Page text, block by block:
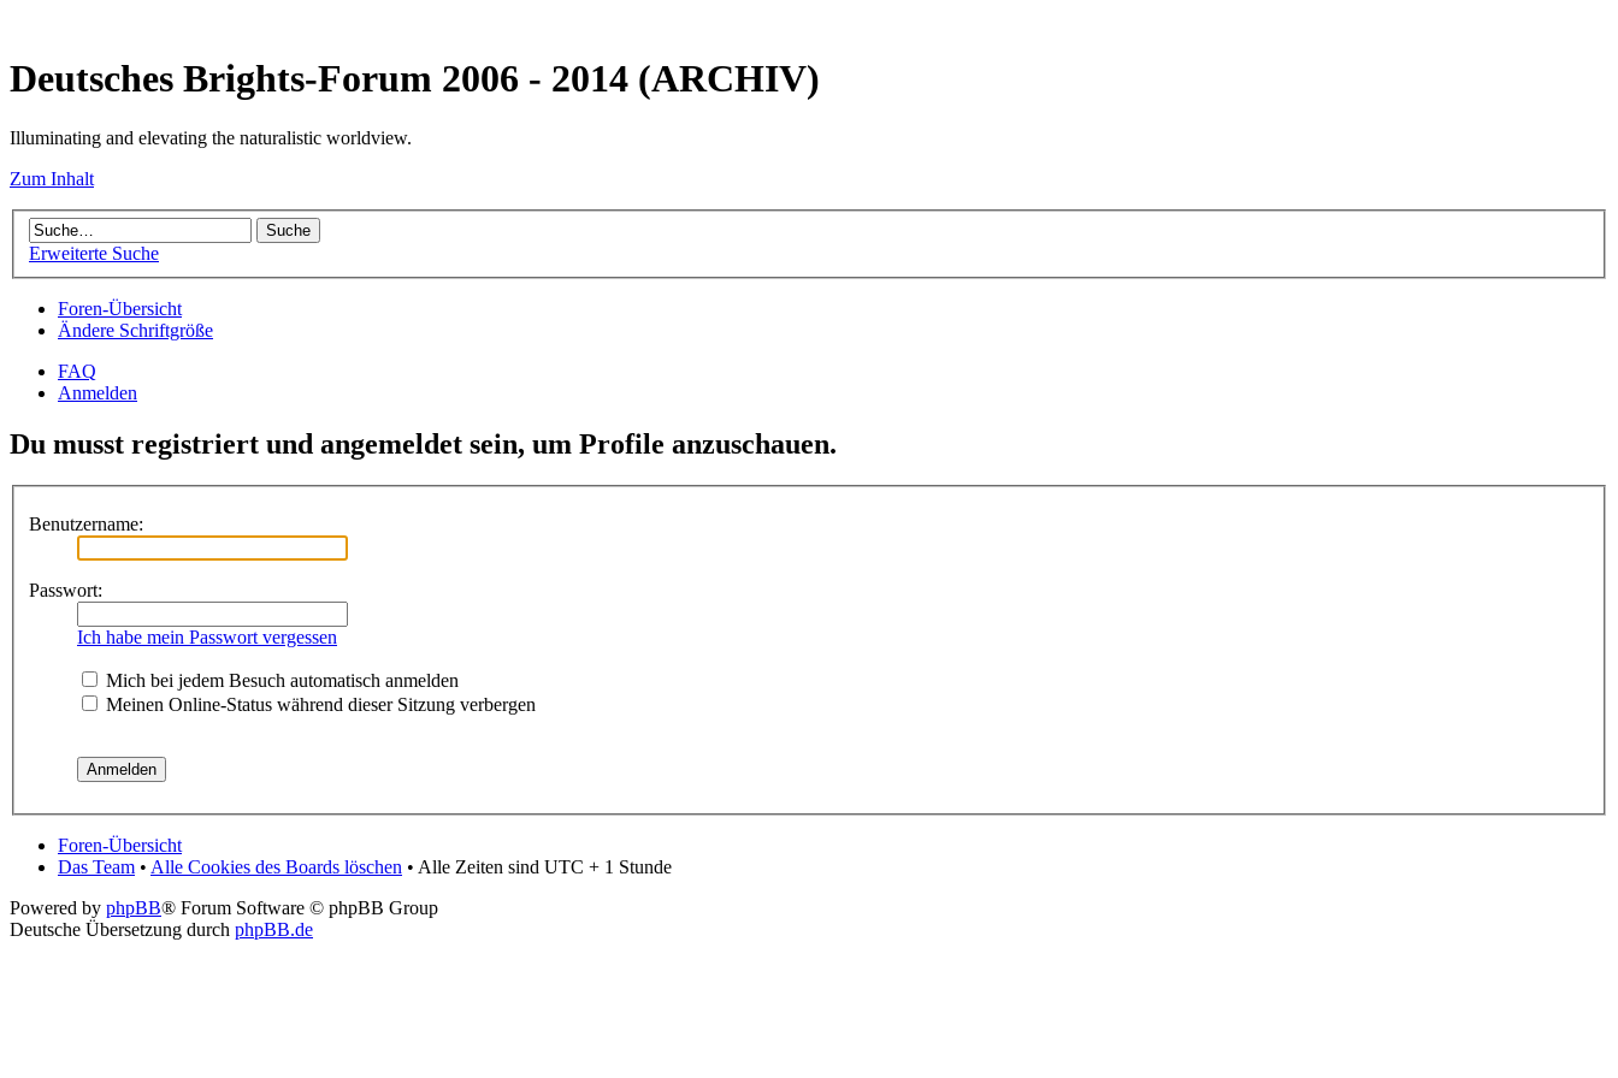
Deutsches Brights-Forum 2006 - 2014 (ARCHIV)
Illuminating and elevating the naturalistic worldview.
Zum Inhalt
Erweiterte Suche
Foren-Übersicht
Ändere Schriftgröße
FAQ
Anmelden
Du musst registriert und angemeldet sein, um Profile anzuschauen.
Benutzername:
Passwort:
Ich habe mein Passwort vergessen
Mich bei jedem Besuch automatisch anmelden
Meinen Online-Status während dieser Sitzung verbergen
Foren-Übersicht
Das Team • Alle Cookies des Boards löschen • Alle Zeiten sind UTC + 1 Stunde
Powered by phpBB® Forum Software © phpBB Group
Deutsche Übersetzung durch phpBB.de